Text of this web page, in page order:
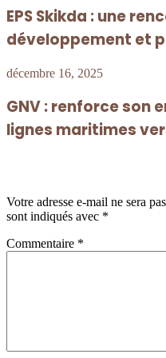
EPS Skikda : une
développement et
décembre 16, 2025
GNV : renforce son
lignes maritimes
Votre adresse e-mail ne sera
sont indiqués avec *
Commentaire *